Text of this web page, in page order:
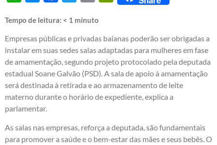
Tempo de leitura: < 1 minuto
Empresas públicas e privadas baianas poderão ser obrigadas a
instalar em suas sedes salas adaptadas para mulheres em fase
de amamentação, segundo projeto protocolado pela deputada
estadual Soane Galvão (PSD). A sala de apoio à amamentação
será destinada à retirada e ao armazenamento de leite
materno durante o horário de expediente, explica a
parlamentar.
As salas nas empresas, reforça a deputada, são fundamentais
para promover a saúde e o bem-estar das mães e seus bebês. O